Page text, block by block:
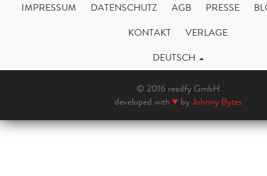
IMPRESSUM DATENSCHUTZ AGB PRESSE
KONTAKT
VERLAGE
DEUTSCH
© 2016 readfy GmbH
developed with ♥ byJohnny Bytes